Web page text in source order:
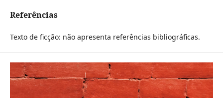
Referências
Texto de ficção: não apresenta referências bibliográficas.